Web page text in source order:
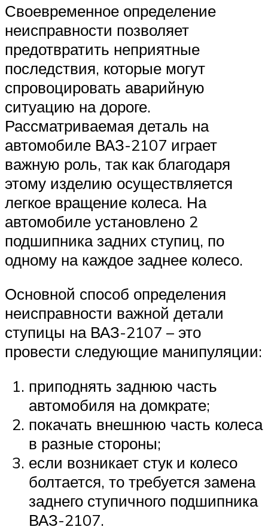
Своевременное определение
неисправности позволяет
предотвратить неприятные
последствия, которые могут
спровоцировать аварийную
ситуацию на дороге.
Рассматриваемая деталь на
автомобиле ВАЗ-2107 играет
важную роль, так как благодаря
этому изделию осуществляется
легкое вращение колеса. На
автомобиле установлено 2
подшипника задних ступиц, по
одному на каждое заднее колесо.
Основной способ определения
неисправности важной детали
ступицы на ВАЗ-2107 – это
провести следующие манипуляции:
приподнять заднюю часть
автомобиля на домкрате;
покачать внешнюю часть колеса
в разные стороны;
если возникает стук и колесо
болтается, то требуется замена
заднего ступичного подшипника
ВАЗ-2107.